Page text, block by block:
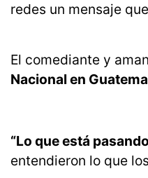
redes un mensaje
El comediante y
Nacional en
“Lo que está
entendieron lo que